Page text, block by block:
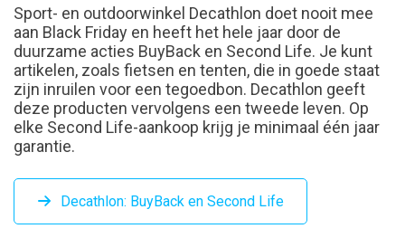
Sport- en outdoorwinkel Decathlon doet nooit mee
aan Black Friday en heeft het hele jaar door de
duurzame acties BuyBack en Second Life. Je kunt
artikelen, zoals fietsen en tenten, die in goede staat
zijn inruilen voor een tegoedbon. Decathlon geeft
deze producten vervolgens een tweede leven. Op
elke Second Life-aankoop krijg je minimaal één jaar
garantie.
Decathlon: BuyBack en Second Life